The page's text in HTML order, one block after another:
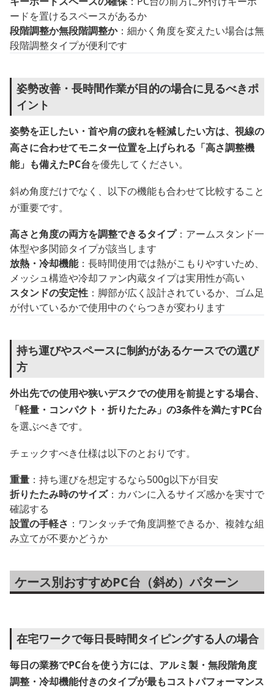
ードを置けるスペースがあるか
段階調整か無段階調整か：細かく角度を変えたい場合は無
段階調整タイプが便利です
姿勢改善・長時間作業が目的の場合に見るべきポ
イント
姿勢を正したい・首や肩の疲れを軽減したい方は、視線の
高さに合わせてモニター位置を上げられる「高さ調整機
能」も備えたPC台を優先してください。
斜め角度だけでなく、以下の機能も合わせて比較すること
が重要です。
高さと角度の両方を調整できるタイプ：アームスタンド一
体型や多関節タイプが該当します
放熱・冷却機能：長時間使用では熱がこもりやすいため、
メッシュ構造や冷却ファン内蔵タイプは実用性が高い
スタンドの安定性 ：脚部が広く設計されているか、ゴム足
が付いているかで使用中のぐらつきが変わります
持ち運びやスペースに制約があるケースでの選び
方
外出先での使用や狭いデスクでの使用を前提とする場合、
「軽量・コンパクト・折りたたみ」の3条件を満たすPC台
を選ぶべきです。
チェックすべき仕様は以下のとおりです。
重量 ：持ち運びを想定するなら500g以下が目安
折りたたみ時のサイズ：カバンに入るサイズ感かを実寸で
確認する
設置の手軽さ ：ワンタッチで角度調整できるか、複雑な組
み立てが不要かどうか
ケース別おすすめPC台（斜め）パターン
在宅ワークで毎日長時間タイピングする人の場合
毎日の業務でPC台を使う方には、アルミ製・無段階角度
調整・冷却機能付きのタイプが最もコストパフォーマンス